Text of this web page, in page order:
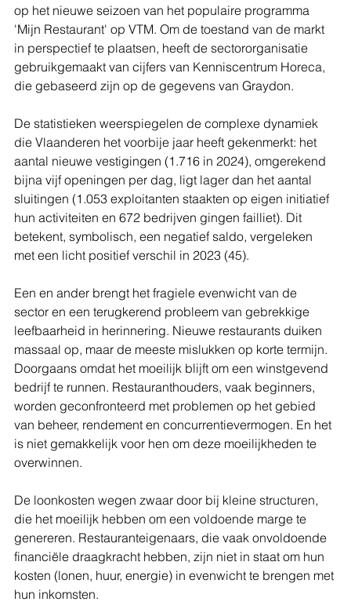
op het nieuwe seizoen van het populaire programma
'Mijn Restaurant' op VTM. Om de toestand van de markt
in perspectief te plaatsen, heeft de sectororganisatie
gebruikgemaakt van cijfers van Kenniscentrum Horeca,
die gebaseerd zijn op de gegevens van Graydon.
De statistieken weerspiegelen de complexe dynamiek
die Vlaanderen het voorbije jaar heeft gekenmerkt: het
aantal nieuwe vestigingen (1.716 in 2024), omgerekend
bijna vijf openingen per dag, ligt lager dan het aantal
sluitingen (1.053 exploitanten staakten op eigen initiatief
hun activiteiten en 672 bedrijven gingen failliet). Dit
betekent, symbolisch, een negatief saldo, vergeleken
met een licht positief verschil in 2023 (45).
Een en ander brengt het fragiele evenwicht van de
sector en een terugkerend probleem van gebrekkige
leefbaarheid in herinnering. Nieuwe restaurants duiken
massaal op, maar de meeste mislukken op korte termijn.
Doorgaans omdat het moeilijk blijft om een winstgevend
bedrijf te runnen. Restauranthouders, vaak beginners,
worden geconfronteerd met problemen op het gebied
van beheer, rendement en concurrentievermogen. En het
is niet gemakkelijk voor hen om deze moeilijkheden te
overwinnen.
De loonkosten wegen zwaar door bij kleine structuren,
die het moeilijk hebben om een voldoende marge te
genereren. Restauranteigenaars, die vaak onvoldoende
financiële draagkracht hebben, zijn niet in staat om hun
kosten (lonen, huur, energie) in evenwicht te brengen met
hun inkomsten.